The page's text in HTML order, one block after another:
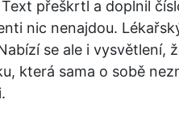
přeškrtl a doplnil
nic nenajdou.
se ale i vysvětlení,
která sama o sobě